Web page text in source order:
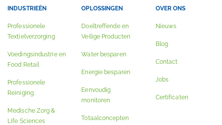
INDUSTRIEËN
Professionele
Textielverzorging
Voedingsindustrie en
Food Retail
Professionele
Reiniging
Medische Zorg &
Life Sciences
OPLOSSINGEN
Doeltreffende en
Veilige Producten
Water besparen
Energie besparen
Eenvoudig
monitoren
Totaalconcepten
OVER ONS
Nieuws
Blog
Contact
Jobs
Certificaten